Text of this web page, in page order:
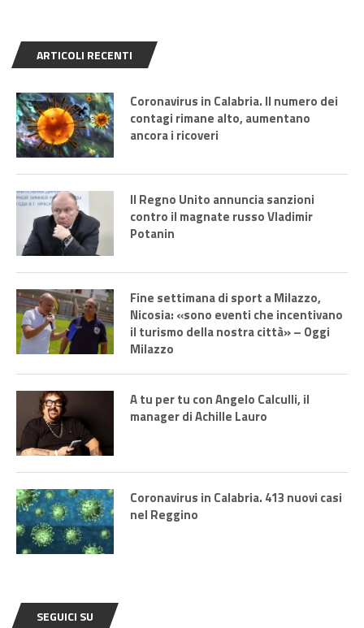
ARTICOLI RECENTI
Coronavirus in Calabria. Il numero dei
contagi rimane alto, aumentano
ancora i ricoveri
Il Regno Unito annuncia sanzioni
contro il magnate russo Vladimir
Potanin
Fine settimana di sport a Milazzo,
Nicosia: «sono eventi che incentivano
il turismo della nostra città» – Oggi
Milazzo
A tu per tu con Angelo Calculli, il
manager di Achille Lauro
Coronavirus in Calabria. 413 nuovi casi
nel Reggino
SEGUICI SU